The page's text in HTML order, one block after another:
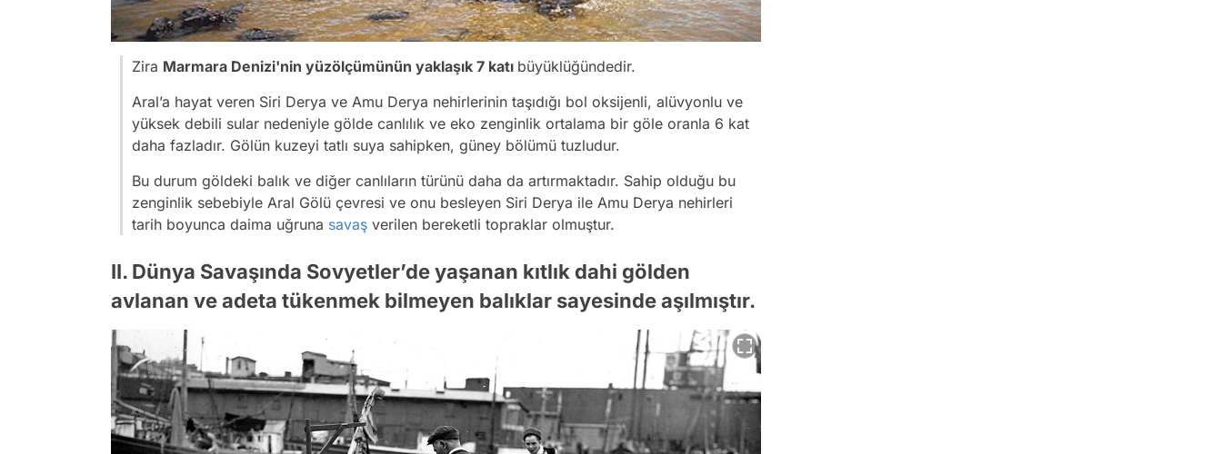
Zira Marmara Denizi'nin yüzölçümünün yaklaşık 7 katı büyüklüğündedir.
Aral’a hayat veren Siri Derya ve Amu Derya nehirlerinin taşıdığı bol oksijenli, alüvyonlu ve
yüksek debili sular nedeniyle gölde canlılık ve eko zenginlik ortalama bir göle oranla 6 kat
daha fazladır. Gölün kuzeyi tatlı suya sahipken, güney bölümü tuzludur.
Bu durum göldeki balık ve diğer canlıların türünü daha da artırmaktadır. Sahip olduğu bu
zenginlik sebebiyle Aral Gölü çevresi ve onu besleyen Siri Derya ile Amu Derya nehirleri
tarih boyunca daima uğruna savaş verilen bereketli topraklar olmuştur.
II. Dünya Savaşında Sovyetler’de yaşanan kıtlık dahi gölden
avlanan ve adeta tükenmek bilmeyen balıklar sayesinde aşılmıştır.